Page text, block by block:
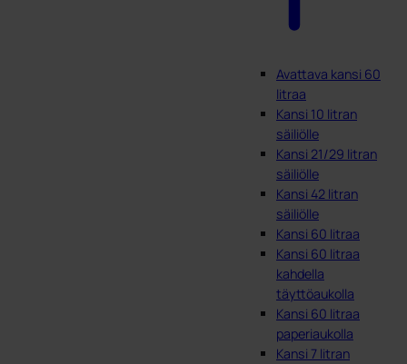
Avattava kansi 60
litraa
Kansi 10 litran
säiliölle
Kansi 21/29 litran
säiliölle
Kansi 42 litran
säiliölle
Kansi 60 litraa
Kansi 60 litraa
kahdella
täyttöaukolla
Kansi 60 litraa
paperiaukolla
Kansi 7 litran